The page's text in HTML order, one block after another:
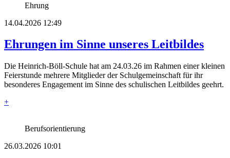
Ehrung
14.04.2026 12:49
Ehrungen im Sinne unseres Leitbildes
Die Heinrich-Böll-Schule hat am 24.03.26 im Rahmen einer kleinen
Feierstunde mehrere Mitglieder der Schulgemeinschaft für ihr
besonderes Engagement im Sinne des schulischen Leitbildes geehrt.
+
Berufsorientierung
26.03.2026 10:01